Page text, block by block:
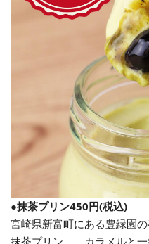
●抹茶プリン450円(税込)
宮崎県新富町にある豊緑園